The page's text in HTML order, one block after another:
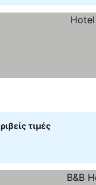
τιμές